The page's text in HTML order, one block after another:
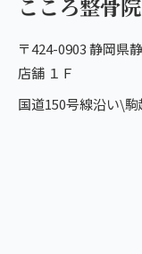
こころ整骨
〒424-0903 静岡県
店舗 １Ｆ
国道150号線沿い\